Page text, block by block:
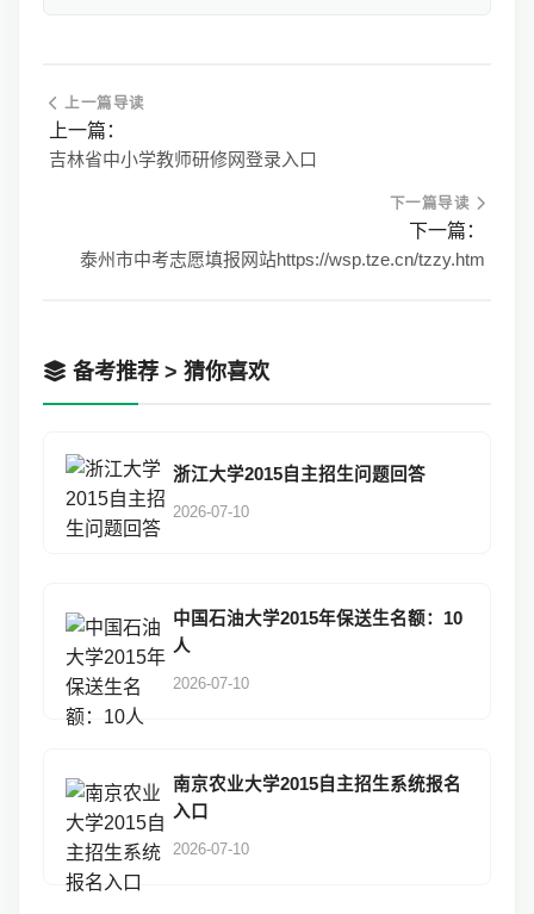
上一篇导读
上一篇：
吉林省中小学教师研修网登录入口
下一篇导读
下一篇：
泰州市中考志愿填报网站https://wsp.tze.cn/tzzy.htm
备考推荐 > 猜你喜欢
浙江大学2015自主招生问题回答
2026-07-10
中国石油大学2015年保送生名额：10
人
2026-07-10
南京农业大学2015自主招生系统报名
入口
2026-07-10